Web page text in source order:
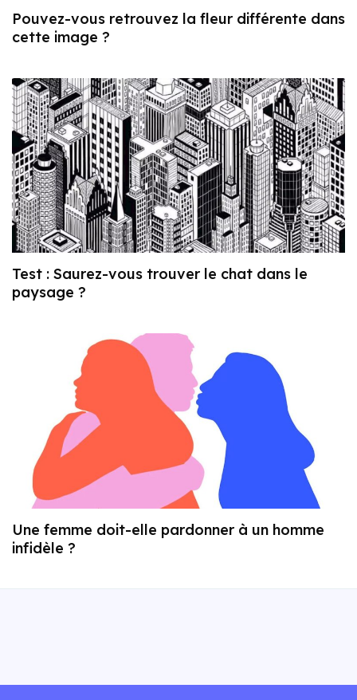
Pouvez-vous retrouvez la fleur différente dans
cette image ?
Test : Saurez-vous trouver le chat dans le
paysage ?
Une femme doit-elle pardonner à un homme
infidèle ?